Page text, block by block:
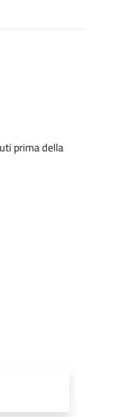
prima della